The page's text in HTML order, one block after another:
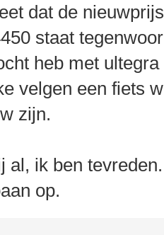
dat de
staat
heb met
velgen een fiets
zijn.
al, ik ben
op.